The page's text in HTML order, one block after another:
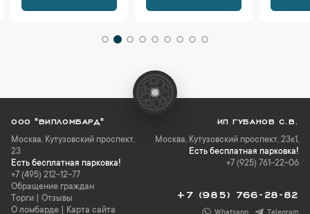
ООО "ВИПЛОМБАРД"
Москва, Кутузовский проспект,
23
Есть бесплатная парковка!
+7 (495) 212-12-77
Обращение граждан
Торги
Отзывы
О ломбарде
Карта сайта
ИП ГУБАНОВ С.В.
Москва, Кутузовский проспект, 23к1,
Есть бесплатная парковка!
+7 (925) 761-22-06
+7 (985) 766-28-82